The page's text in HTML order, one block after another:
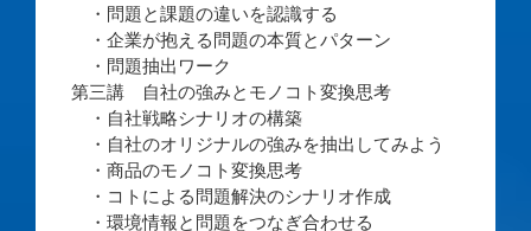
・問題と課題の違いを認識する
・企業が抱える問題の本質とパターン
・問題抽出ワーク
第三講 自社の強みとモノコト変換思考
・自社戦略シナリオの構築
・自社のオリジナルの強みを抽出してみよう
・商品のモノコト変換思考
・コトによる問題解決のシナリオ作成
・環境情報と問題をつなぎ合わせる